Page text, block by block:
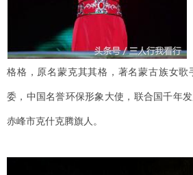
格格，原名蒙克其其格，著名蒙古族女歌
委，中国名誉环保形象大使，联合国千年
赤峰市克什克腾旗人。